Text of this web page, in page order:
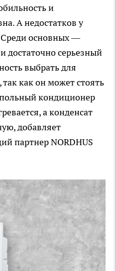
и
А недостатков у
основных —
достаточно серьезный
выбрать для
как он может стоять
кондиционер
а конденсат
добавляет
партнер NORDHUS